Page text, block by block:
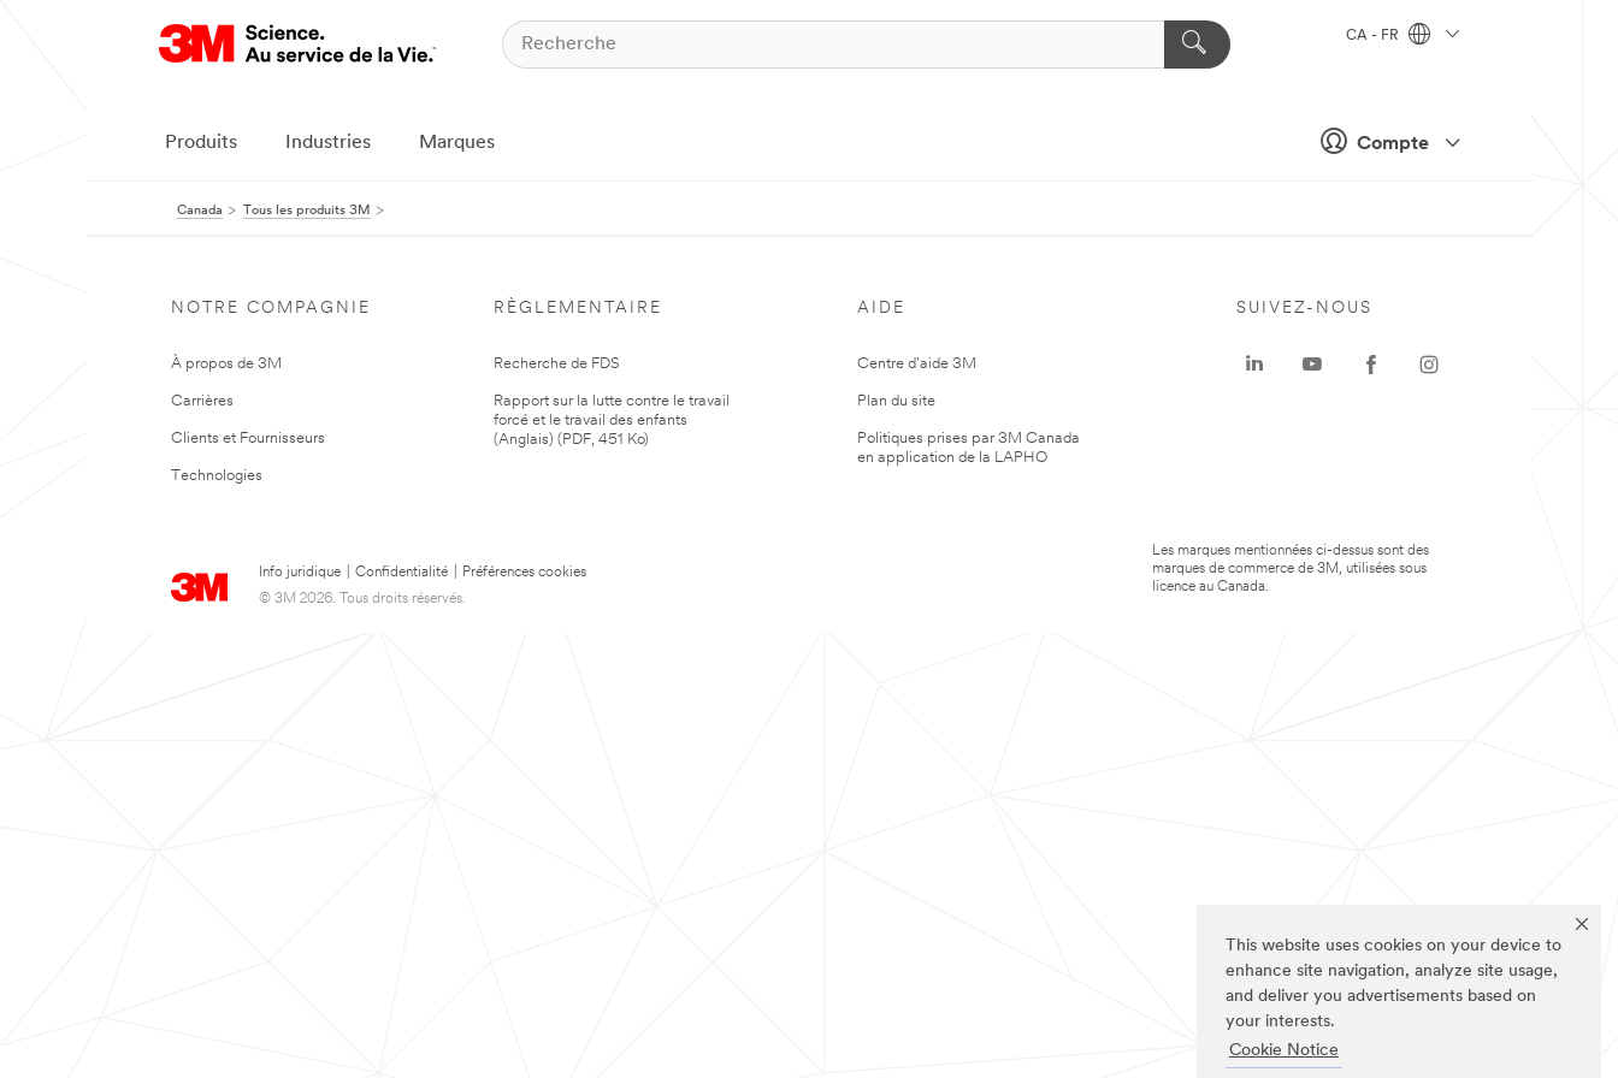
This website uses cookies on your device to
enhance site navigation, analyze site usage,
and deliver you advertisements based on
your interests.
Cookie Notice
Compte
CA - FR
Produits Industries Marques
Canada Tous les produits 3M
NOTRE COMPAGNIE
À propos de 3M
Carrières
Clients et Fournisseurs
Technologies
RÈGLEMENTAIRE
Recherche de FDS
Rapport sur la lutte contre le travail
forcé et le travail des enfants
(Anglais) (PDF, 451 Ko)
AIDE
Centre d'aide 3M
Plan du site
Politiques prises par 3M Canada
en application de la LAPHO
Info juridique Confidentialité
Préférences cookies
© 3M 2026. Tous droits réservés.
SUIVEZ-NOUS
Les marques mentionnées ci-dessus sont des
marques de commerce de 3M, utilisées sous
licence au Canada.